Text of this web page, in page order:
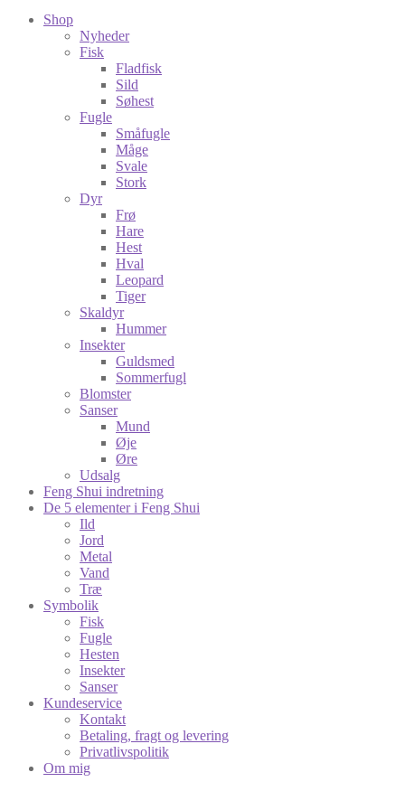
Shop
Nyheder
Fisk
Fladfisk
Sild
Søhest
Fugle
Småfugle
Måge
Svale
Stork
Dyr
Frø
Hare
Hest
Hval
Leopard
Tiger
Skaldyr
Hummer
Insekter
Guldsmed
Sommerfugl
Blomster
Sanser
Mund
Øje
Øre
Udsalg
Feng Shui indretning
De 5 elementer i Feng Shui
Ild
Jord
Metal
Vand
Træ
Symbolik
Fisk
Fugle
Hesten
Insekter
Sanser
Kundeservice
Kontakt
Betaling, fragt og levering
Privatlivspolitik
Om mig